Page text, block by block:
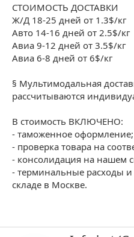
СТОИМОСТЬ ДОСТАВКИ
Ж/Д 18-25 дней от 1.3$/кг
Авто 14-16 дней от 2.5$/кг
Авиа 9-12 дней от 3.5$/кг
Авиа 6-8 дней от 6$/кг
§ Мультимодальная
рассчитываются
В стоимость ВКЛЮЧЕНО:
- таможенное оформление;
- проверка товара на
- консолидация на нашем
- терминальные расходы
складе в Москве.